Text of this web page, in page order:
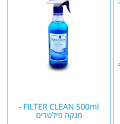
FILTER CLEAN 500ml -
מנקה פילטרים